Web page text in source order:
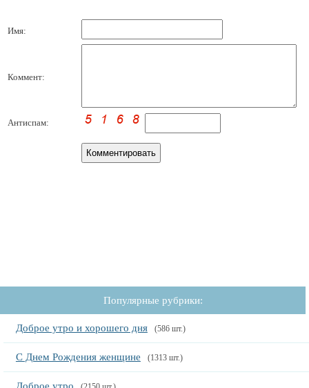
Имя:
Коммент:
Антиспам:
Популярные рубрики:
Доброе утро и хорошего дня (586 шт.)
С Днем Рождения женщине (1313 шт.)